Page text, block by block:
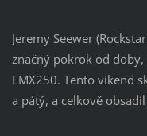
Jeremy Seewer
značný pokrok od
EMX250. Tento víkend
a pátý, a celkově